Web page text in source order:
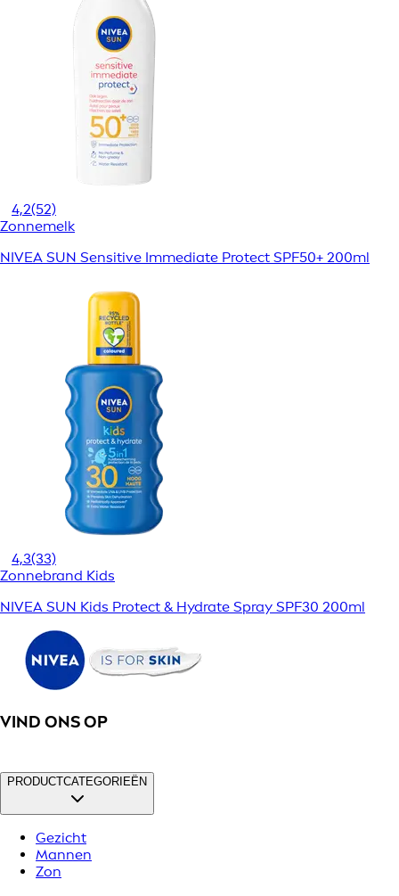
4,2(52)
Zonnemelk
NIVEA SUN Sensitive Immediate Protect SPF50+ 200ml
4,3(33)
Zonnebrand Kids
NIVEA SUN Kids Protect & Hydrate Spray SPF30 200ml
VIND ONS OP
PRODUCTCATEGORIEËN
Gezicht
Mannen
Zon